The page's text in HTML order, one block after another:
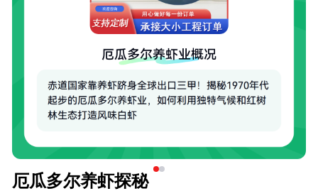
厄瓜多尔养虾探秘